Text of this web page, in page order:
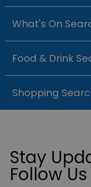
What's On
Food & Drink
Shopping
Stay
Follow Us